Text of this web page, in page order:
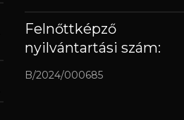
Felnőttképző
nyilvántartási szám:
B/2024/000685